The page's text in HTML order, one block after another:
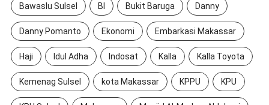
Bawaslu Sulsel BI Bukit Baruga Danny
Danny Pomanto Ekonomi Embarkasi Makassar
Haji Idul Adha Indosat Kalla Kalla Toyota
Kemenag Sulsel kota Makassar KPPU KPU